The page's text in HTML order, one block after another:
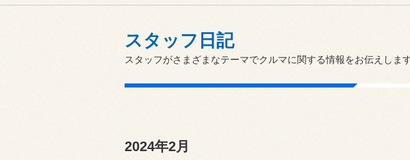
スタッフ日記
スタッフがさまざまなテーマでクルマに関する情報をお伝えします
2024年2月